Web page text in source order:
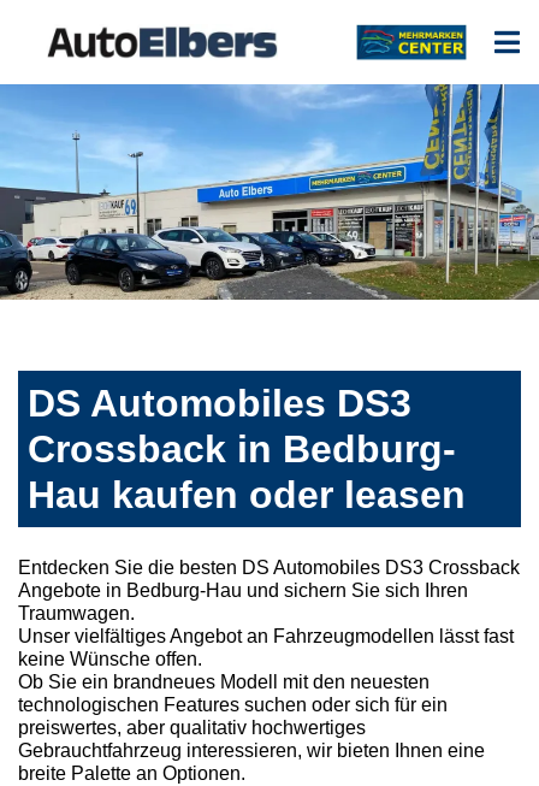
DS Automobiles DS3
Crossback in Bedburg-
Hau kaufen oder leasen
Entdecken Sie die besten DS Automobiles DS3 Crossback
Angebote in Bedburg-Hau und sichern Sie sich Ihren
Traumwagen.
Unser vielfältiges Angebot an Fahrzeugmodellen lässt fast
keine Wünsche offen.
Ob Sie ein brandneues Modell mit den neuesten
technologischen Features suchen oder sich für ein
preiswertes, aber qualitativ hochwertiges
Gebrauchtfahrzeug interessieren, wir bieten Ihnen eine
breite Palette an Optionen.